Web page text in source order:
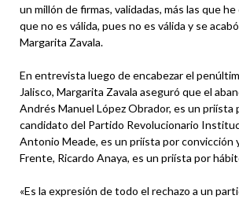
un millón de firmas, validadas, más las que
que no es válida, pues no es válida y se
Margarita Zavala.
En entrevista luego de encabezar el
Jalisco, Margarita Zavala aseguró que el
Andrés Manuel López Obrador, es un priísta
candidato del Partido Revolucionario
Antonio Meade, es un priísta por convicción
Frente, Ricardo Anaya, es un priísta por
«Es la expresión de todo el rechazo a un